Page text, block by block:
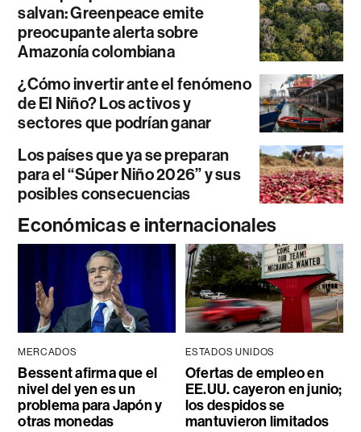
salvan: Greenpeace emite
preocupante alerta sobre
Amazonía colombiana
¿Cómo invertir ante el fenómeno
de El Niño? Los activos y
sectores que podrían ganar
Los países que ya se preparan
para el “Súper Niño 2026” y sus
posibles consecuencias
Económicas e internacionales
MERCADOS
Bessent afirma que el
nivel del yen es un
problema para Japón y
otras monedas
ESTADOS UNIDOS
Ofertas de empleo en
EE.UU. cayeron en junio;
los despidos se
mantuvieron limitados